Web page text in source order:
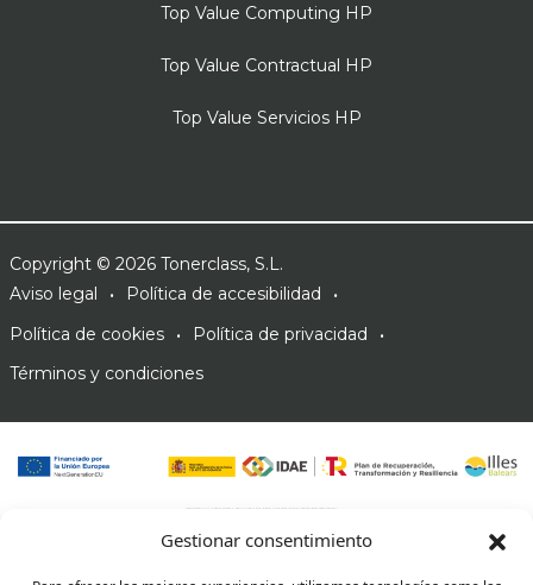
Gestionar consentimiento
Top Value Computing HP
Top Value Contractual HP
Top Value Servicios HP
Copyright © 2026 Tonerclass, S.L.
Aviso legal
Política de accesibilidad
Política de cookies
Política de privacidad
Términos y condiciones